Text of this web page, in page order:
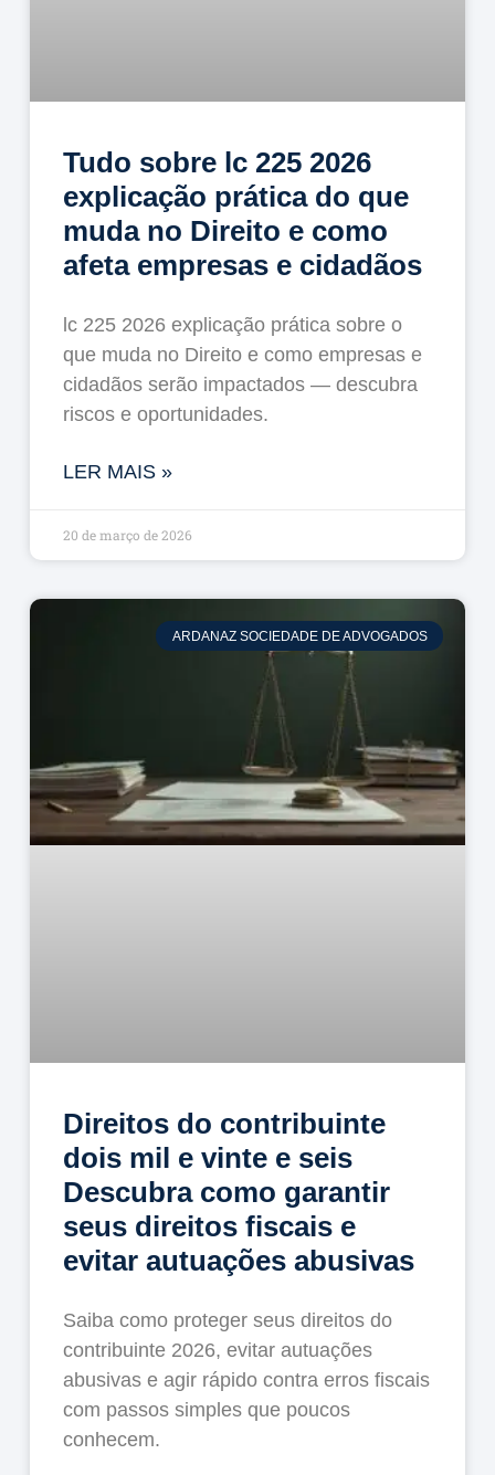
Tudo sobre lc 225 2026
explicação prática do que
muda no Direito e como
afeta empresas e cidadãos
lc 225 2026 explicação prática sobre o
que muda no Direito e como empresas e
cidadãos serão impactados — descubra
riscos e oportunidades.
LER MAIS »
20 de março de 2026
ARDANAZ SOCIEDADE DE ADVOGADOS
Direitos do contribuinte
dois mil e vinte e seis
Descubra como garantir
seus direitos fiscais e
evitar autuações abusivas
Saiba como proteger seus direitos do
contribuinte 2026, evitar autuações
abusivas e agir rápido contra erros fiscais
com passos simples que poucos
conhecem.